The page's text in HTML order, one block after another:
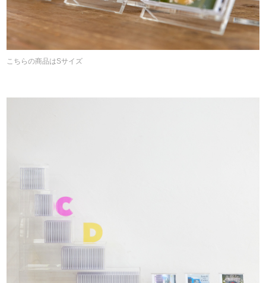
こちらの商品はSサイズ